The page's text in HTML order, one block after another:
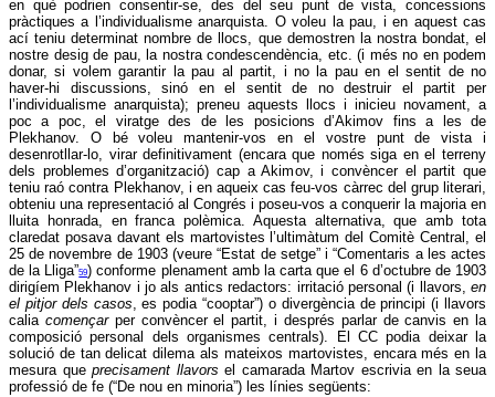
en què podrien consentir-se, des del seu punt de vista, concessions
pràctiques a l’individualisme anarquista. O voleu la pau, i en aquest cas
ací teniu determinat nombre de llocs, que demostren la nostra bondat, el
nostre desig de pau, la nostra condescendència, etc. (i més no en podem
donar, si volem garantir la pau al partit, i no la pau en el sentit de no
haver-hi discussions, sinó en el sentit de no destruir el partit per
l’individualisme anarquista); preneu aquests llocs i inicieu novament, a
poc a poc, el viratge des de les posicions d’Akimov fins a les de
Plekhanov. O bé voleu mantenir-vos en el vostre punt de vista i
desenrotllar-lo, virar definitivament (encara que només siga en el terreny
dels problemes d’organització) cap a Akimov, i convèncer el partit que
teniu raó contra Plekhanov, i en aqueix cas feu-vos càrrec del grup literari,
obteniu una representació al Congrés i poseu-vos a conquerir la majoria en
lluita honrada, en franca polèmica. Aquesta alternativa, que amb tota
claredat posava davant els martovistes l’ultimàtum del Comitè Central, el
25 de novembre de 1903 (veure “Estat de setge” i “Comentaris a les actes
de la Lliga”59) conforme plenament amb la carta que el 6 d’octubre de 1903
dirigíem Plekhanov i jo als antics redactors: irritació personal (i llavors, en
el pitjor dels casos, es podia “cooptar”) o divergència de principi (i llavors
calia començar per convèncer el partit, i després parlar de canvis en la
composició personal dels organismes centrals). El CC podia deixar la
solució de tan delicat dilema als mateixos martovistes, encara més en la
mesura que precisament llavors el camarada Martov escrivia en la seua
professió de fe (“De nou en minoria”) les línies següents: